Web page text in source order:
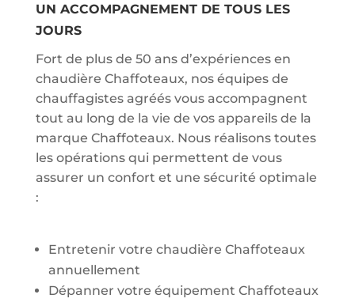
UN ACCOMPAGNEMENT DE TOUS LES
JOURS
Fort de plus de 50 ans d’expériences en
chaudière Chaffoteaux, nos équipes de
chauffagistes agréés vous accompagnent
tout au long de la vie de vos appareils de la
marque Chaffoteaux. Nous réalisons toutes
les opérations qui permettent de vous
assurer un confort et une sécurité optimale
:
Entretenir votre chaudière Chaffoteaux
annuellement
Dépanner votre équipement Chaffoteaux